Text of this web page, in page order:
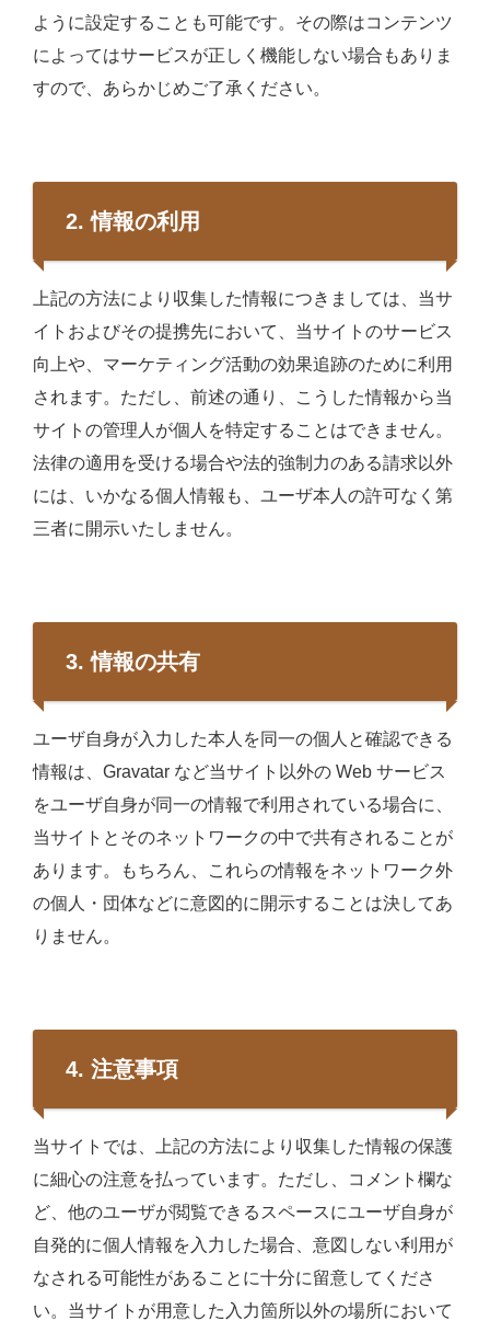
ように設定することも可能です。その際はコンテンツ
によってはサービスが正しく機能しない場合もありま
すので、あらかじめご了承ください。
2. 情報の利用
上記の方法により収集した情報につきましては、当サ
イトおよびその提携先において、当サイトのサービス
向上や、マーケティング活動の効果追跡のために利用
されます。ただし、前述の通り、こうした情報から当
サイトの管理人が個人を特定することはできません。
法律の適用を受ける場合や法的強制力のある請求以外
には、いかなる個人情報も、ユーザ本人の許可なく第
三者に開示いたしません。
3. 情報の共有
ユーザ自身が入力した本人を同一の個人と確認できる
情報は、Gravatar など当サイト以外の Web サービス
をユーザ自身が同一の情報で利用されている場合に、
当サイトとそのネットワークの中で共有されることが
あります。もちろん、これらの情報をネットワーク外
の個人・団体などに意図的に開示することは決してあ
りません。
4. 注意事項
当サイトでは、上記の方法により収集した情報の保護
に細心の注意を払っています。ただし、コメント欄な
ど、他のユーザが閲覧できるスペースにユーザ自身が
自発的に個人情報を入力した場合、意図しない利用が
なされる可能性があることに十分に留意してくださ
い。当サイトが用意した入力箇所以外の場所において